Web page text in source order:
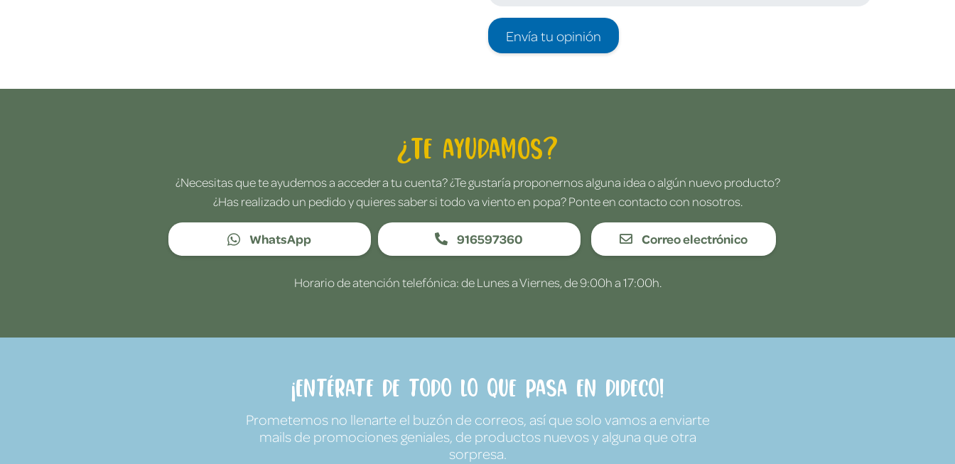
Envía tu opinión
¿Te ayudamos?
¿Necesitas que te ayudemos a acceder a tu cuenta? ¿Te gustaría proponernos alguna idea o algún nuevo producto?
¿Has realizado un pedido y quieres saber si todo va viento en popa? Ponte en contacto con nosotros.
WhatsApp 916597360 Correo electrónico
Horario de atención telefónica: de Lunes a Viernes, de 9:00h a 17:00h.
¡Entérate de todo lo que pasa en Dideco!
Prometemos no llenarte el buzón de correos, así que solo vamos a enviarte
mails de promociones geniales, de productos nuevos y alguna que otra
sorpresa.